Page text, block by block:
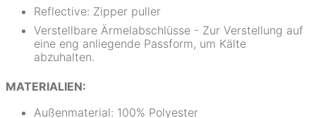
Reflective: Zipper puller
Verstellbare Ärmelabschlüsse - Zur Verstellung auf
eine eng anliegende Passform, um Kälte
abzuhalten.
MATERIALIEN:
Außenmaterial: 100% Polyester